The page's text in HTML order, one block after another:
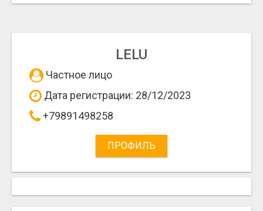
LELU
Частное лицо
Дата регистрации: 28/12/2023
+79891498258
ПРОФИЛЬ